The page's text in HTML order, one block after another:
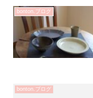
bonton.ブログ
bonton.ブログ